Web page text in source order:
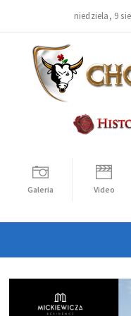
niedziela, 9
Galeria Video